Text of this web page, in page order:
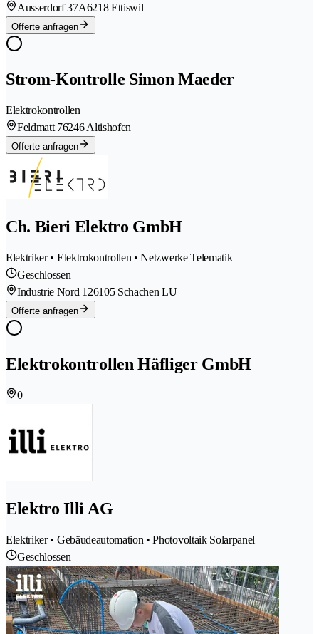
Ausserdorf 37A6218 Ettiswil
Offerte anfragen
Strom-Kontrolle Simon Maeder
Elektrokontrollen
Feldmatt 76246 Altishofen
Offerte anfragen
Ch. Bieri Elektro GmbH
Elektriker • Elektrokontrollen • Netzwerke Telematik
Geschlossen
Industrie Nord 126105 Schachen LU
Offerte anfragen
Elektrokontrollen Häfliger GmbH
0
Elektro Illi AG
Elektriker • Gebäudeautomation • Photovoltaik Solarpanel
Geschlossen